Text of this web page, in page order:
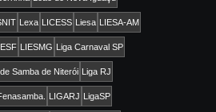
Lexa LICESS Liesa LIESA-AM
LIESMG Liga Carnaval SP
Samba de Niterói Liga RJ
LIGARJ LigaSP